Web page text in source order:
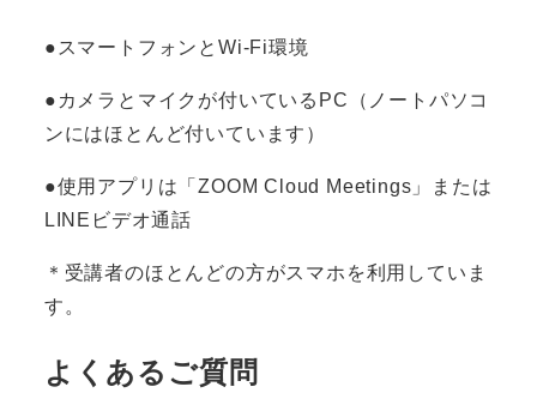
●スマートフォンとWi-Fi環境
●カメラとマイクが付いているPC（ノートパソコ
ンにはほとんど付いています）
●使用アプリは「ZOOM Cloud Meetings」または
LINEビデオ通話
＊受講者のほとんどの方がスマホを利用していま
す。
よくあるご質問